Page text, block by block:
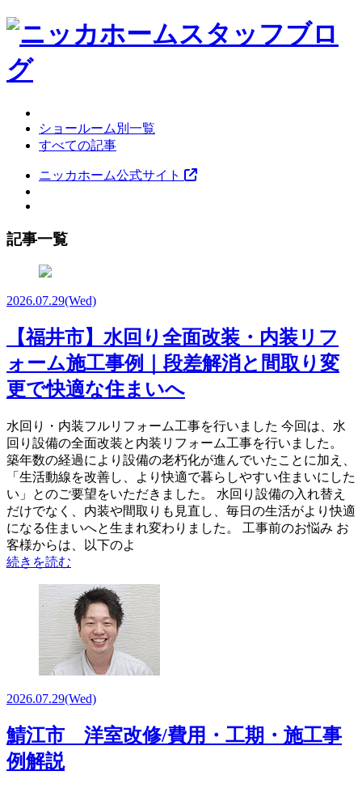
ショールーム別一覧
すべての記事
ニッカホーム公式サイト
記事一覧
2026.07.29(Wed)
【福井市】水回り全面改装・内装リフ
ォーム施工事例｜段差解消と間取り変
更で快適な住まいへ
水回り・内装フルリフォーム工事を行いました 今回は、水
回り設備の全面改装と内装リフォーム工事を行いました。
築年数の経過により設備の老朽化が進んでいたことに加え、
「生活動線を改善し、より快適で暮らしやすい住まいにした
い」とのご要望をいただきました。 水回り設備の入れ替え
だけでなく、内装や間取りも見直し、毎日の生活がより快適
になる住まいへと生まれ変わりました。 工事前のお悩み お
客様からは、以下のよ
続きを読む
2026.07.29(Wed)
鯖江市 洋室改修/費用・工期・施工事
例解説